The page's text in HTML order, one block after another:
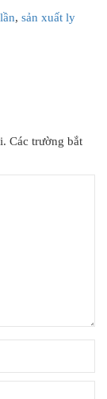
, sản xuất ly
Các trường bắt